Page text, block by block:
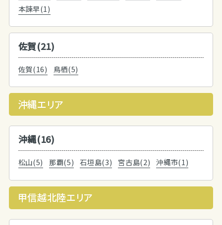
本諫早(1)
佐賀(21)
佐賀(16) 鳥栖(5)
沖縄エリア
沖縄(16)
松山(5) 那覇(5) 石垣島(3) 宮古島(2) 沖縄市(1)
甲信越北陸エリア